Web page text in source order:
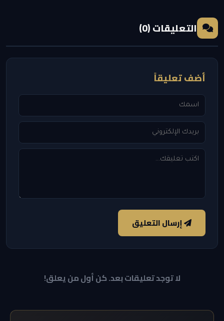
التعليقات (0)
أضف تعليقاً
إرسال التعليق
لا توجد تعليقات بعد. كن أول من يعلق!